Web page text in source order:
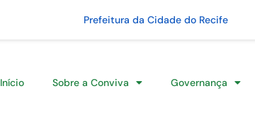
Prefeitura da Cidade do Recife
Início Sobre a Conviva Governança